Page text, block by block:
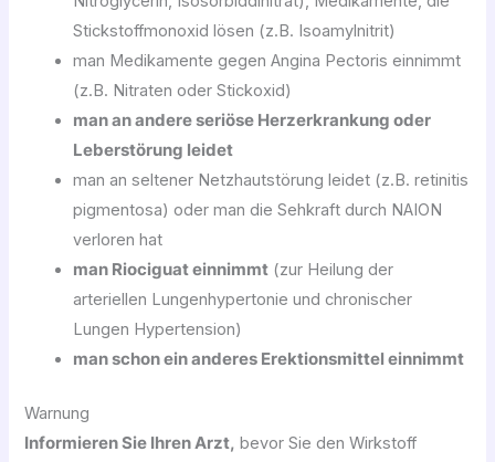
Stickstoffmonoxid lösen (z.B. Isoamylnitrit)
man Medikamente gegen Angina Pectoris einnimmt
(z.B. Nitraten oder Stickoxid)
man an andere seriöse Herzerkrankung oder
Leberstörung leidet
man an seltener Netzhautstörung leidet (z.B. retinitis
pigmentosa) oder man die Sehkraft durch NAION
verloren hat
man Riociguat einnimmt (zur Heilung der
arteriellen Lungenhypertonie und chronischer
Lungen Hypertension)
man schon ein anderes Erektionsmittel einnimmt
Warnung
Informieren Sie Ihren Arzt, bevor Sie den Wirkstoff